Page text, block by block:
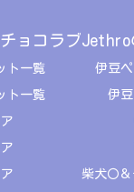
ョコラブJethro
ト一覧 伊豆
ト一覧 伊
柴犬〇